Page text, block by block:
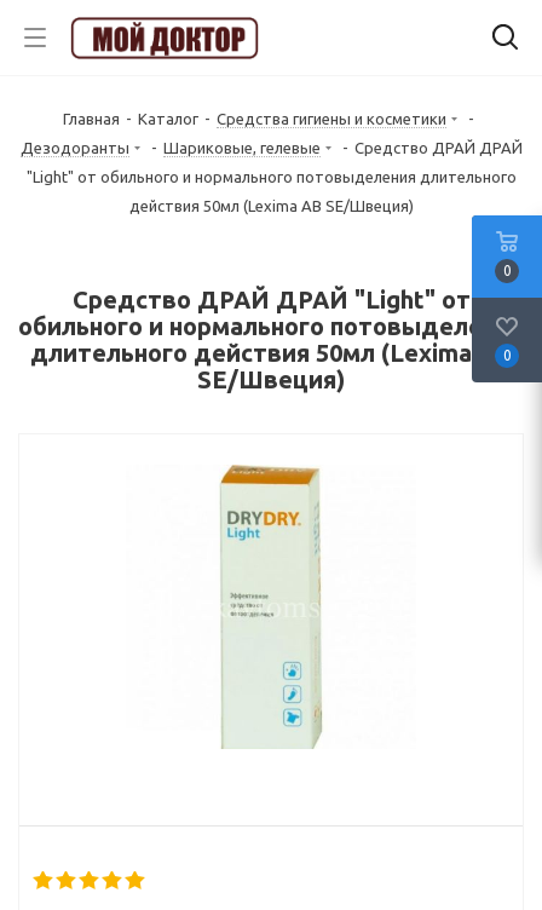
Главная - Каталог - Средства гигиены и косметики
-
Дезодоранты
- Шариковые, гелевые - Средство ДРАЙ ДРАЙ
"Light" от обильного и нормального потовыделения длительного
действия 50мл (Lexima AB SE/Швеция)
Средство ДРАЙ ДРАЙ "Light" от
обильного и нормального потовыделения
длительного действия 50мл (Lexima AB
SE/Швеция)
0
0